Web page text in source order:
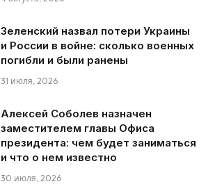
Зеленский назвал потери Украины
и России в войне: сколько военных
погибли и были ранены
31 июля, 2026
Алексей Соболев назначен
заместителем главы Офиса
президента: чем будет заниматься
и что о нем известно
30 июля, 2026